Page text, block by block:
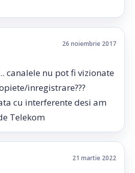
26 noiembrie 2017
canalele nu pot fi vizionate
inregistrare???
cu interferente desi am
Telekom
21 martie 2022